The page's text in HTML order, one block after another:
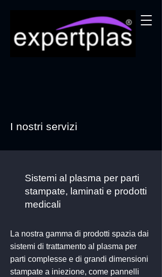
I nostri servizi
Sistemi al plasma per parti
stampate, laminati e prodotti
medicali
La nostra gamma di prodotti spazia dai
sistemi di trattamento al plasma per
parti complesse e di grandi dimensioni
stampate a iniezione, come pannelli